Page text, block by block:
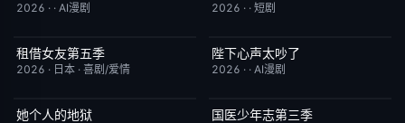
2026 · · AI漫剧 2026 · · 短剧
已完结
租借女友第五季
2026 · 日本 · 喜剧/爱情
完结
陛下心声太吵了
2026 · · AI漫剧
HD中字
她个人的地狱 今日更新
国医少年志第三季